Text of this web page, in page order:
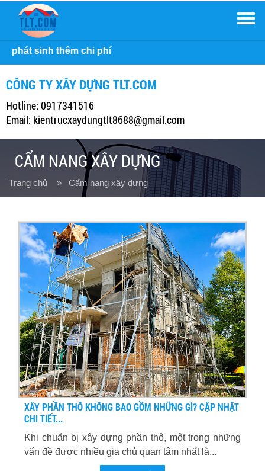
CÔNG TY XÂY DỰNG TLT.COM
Hotline: 0917341516
Email: kientrucxaydungtlt8688@gmail.com
CẨM NANG XÂY DỰNG
Trang chủ » Cẩm nang xây dựng
XÂY PHẦN THÔ KHÔNG BAO GỒM NHỮNG GÌ? CẬP NHẬT
CHI TIẾT...
Khi chuẩn bị xây dựng phần thô, một trong những
vấn đề được nhiều gia chủ quan tâm nhất là...